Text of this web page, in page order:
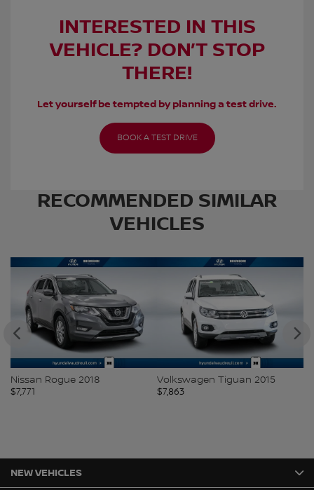
INTERESTED IN THIS
VEHICLE? DON’T STOP
THERE!
Let yourself be tempted by planning a test drive.
BOOK A TEST DRIVE
RECOMMENDED SIMILAR
VEHICLES
Nissan Rogue 2018
$7,771
Volkswagen Tiguan 2015
$7,863
NEW VEHICLES